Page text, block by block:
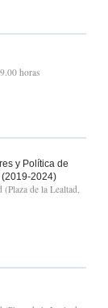
horas
y Política de
2024)
de la Lealtad,